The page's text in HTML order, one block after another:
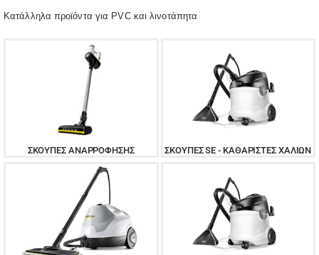
Κατάλληλα προϊόντα για PVC και λινοτάπητα
ΣΚΟΎΠΕΣ ΑΝΑΡΡΌΦΗΣΗΣ ΣΚΟΎΠΕΣ SE - ΚΑΘΑΡΙΣΤΈΣ ΧΑΛΙΏΝ